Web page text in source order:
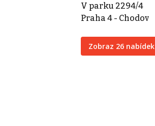
V parku 2294/4
Praha 4 - Chodov
Zobraz 26 nabídek